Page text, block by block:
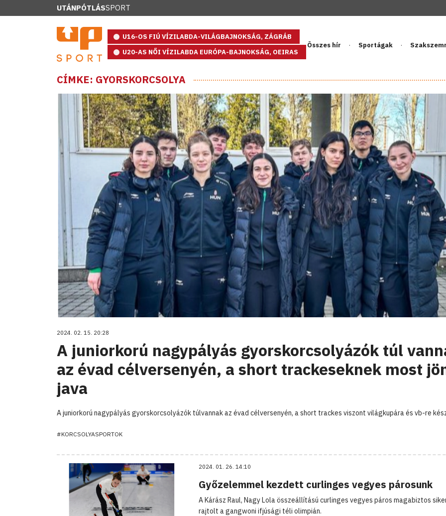
UTÁNPÓTLÁSSPORT
U16-OS FIÚ VÍZILABDA-VILÁGBAJNOKSÁG, ZÁGRÁB
U20-AS NŐI VÍZILABDA EURÓPA-BAJNOKSÁG, OEIRAS
Összes hír Sportágak
CÍMKE: GYORSKORCSOLYA
2024. 02. 15. 20:28
A juniorkorú nagypályás gyorskorcsolyázók túl
az évad célversenyén, a short trackeseknek most
java
A juniorkorú nagypályás gyorskorcsolyázók túlvannak az évad célversenyén, a short trackes viszont világkupára és vb-re
#KORCSOLYASPORTOK
2024. 01. 26. 14:10
Győzelemmel kezdett curlinges vegyes párosunk
A Kárász Raul, Nagy Lola összeállítású curlinges vegyes páros magabiztos
rajtolt a gangwoni ifjúsági téli olimpián.